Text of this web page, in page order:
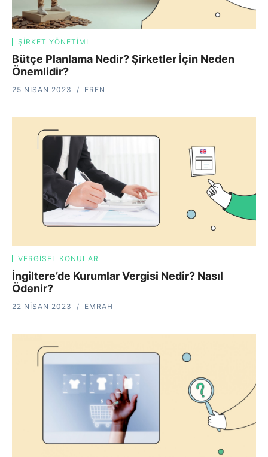
ŞIRKET YÖNETIMI
Bütçe Planlama Nedir? Şirketler İçin Neden
Önemlidir?
25 NISAN 2023 EREN
VERGISEL KONULAR
İngiltere’de Kurumlar Vergisi Nedir? Nasıl
Ödenir?
22 NISAN 2023 EMRAH